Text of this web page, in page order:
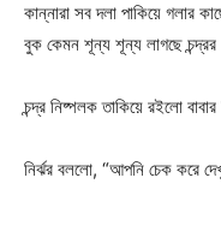
কান্নারা সব দলা পাকিয়ে গলার
বুক কেমন শূন্য শূন্য লাগছে
চন্দ্র নিষ্পলক তাকিয়ে রইলো বাবার
নির্ঝর বললো, “আপনি চেক করে